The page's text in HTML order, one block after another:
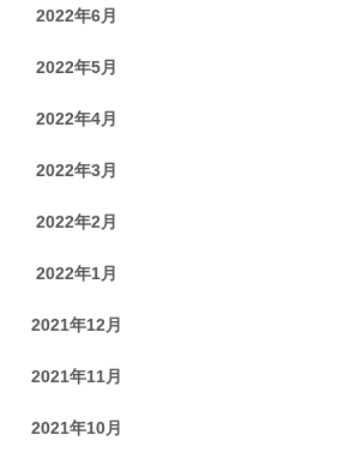
2022年6月
2022年5月
2022年4月
2022年3月
2022年2月
2022年1月
2021年12月
2021年11月
2021年10月